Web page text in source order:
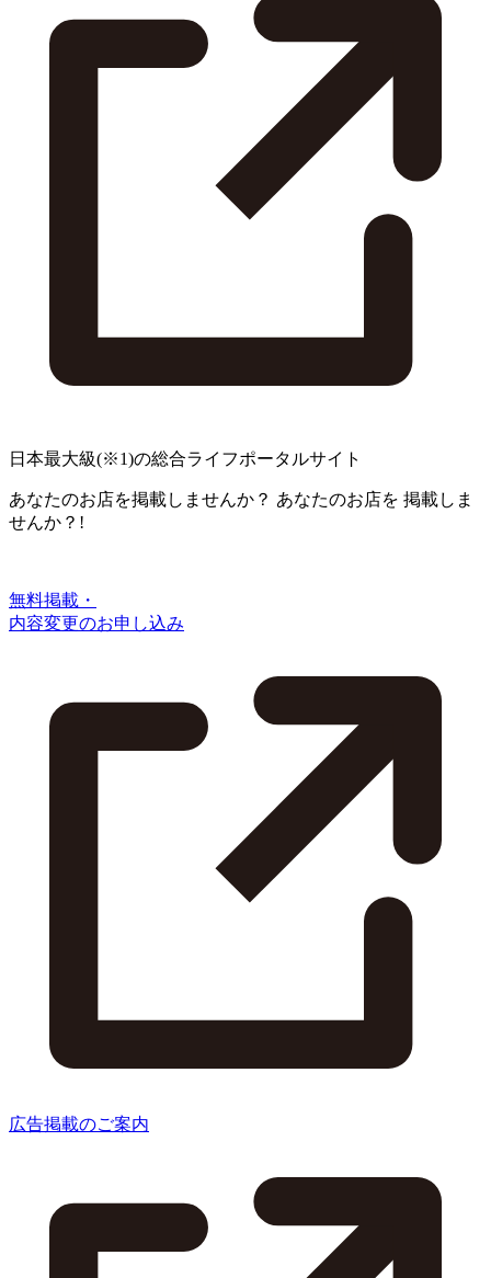
日本最大級(※1)の総合ライフポータルサイト
あなたのお店を掲載しませんか？ あなたのお店を 掲載しま
せんか？!
無料掲載・
内容変更のお申し込み
広告掲載のご案内